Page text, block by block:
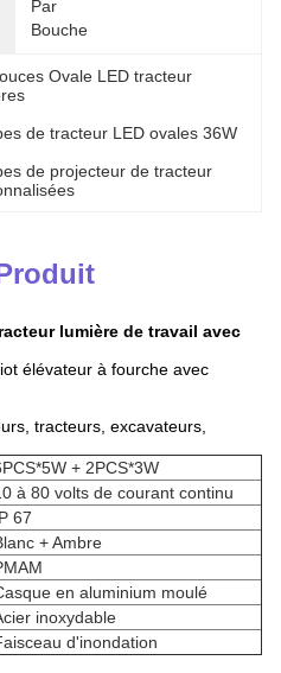
Par
Bouche
Ovale LED tracteur
de tracteur LED ovales 36W
de projecteur de tracteur
lumière de travail avec
élévateur à fourche avec
tracteurs, excavateurs,
+ 2PCS*3W
à 80 volts de courant continu
67
+ Ambre
en aluminium moulé
inoxydable
d'inondation